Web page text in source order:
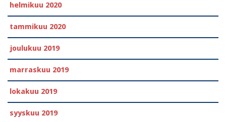
helmikuu 2020
tammikuu 2020
joulukuu 2019
marraskuu 2019
lokakuu 2019
syyskuu 2019